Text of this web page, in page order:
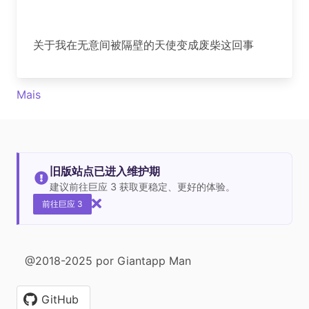
关于我在无意间被隔壁的天使变成废柴这回事
Mais
旧版站点已进入维护期
建议前往巨应 3 获取更稳定、更好的体验。
前往巨应 3
@2018-2025 por Giantapp Man
GitHub